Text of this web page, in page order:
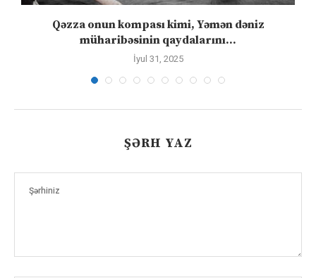
Qəzza onun kompası kimi, Yəmən dəniz
müharibəsinin qaydalarını...
İyul 31, 2025
ŞƏRH YAZ